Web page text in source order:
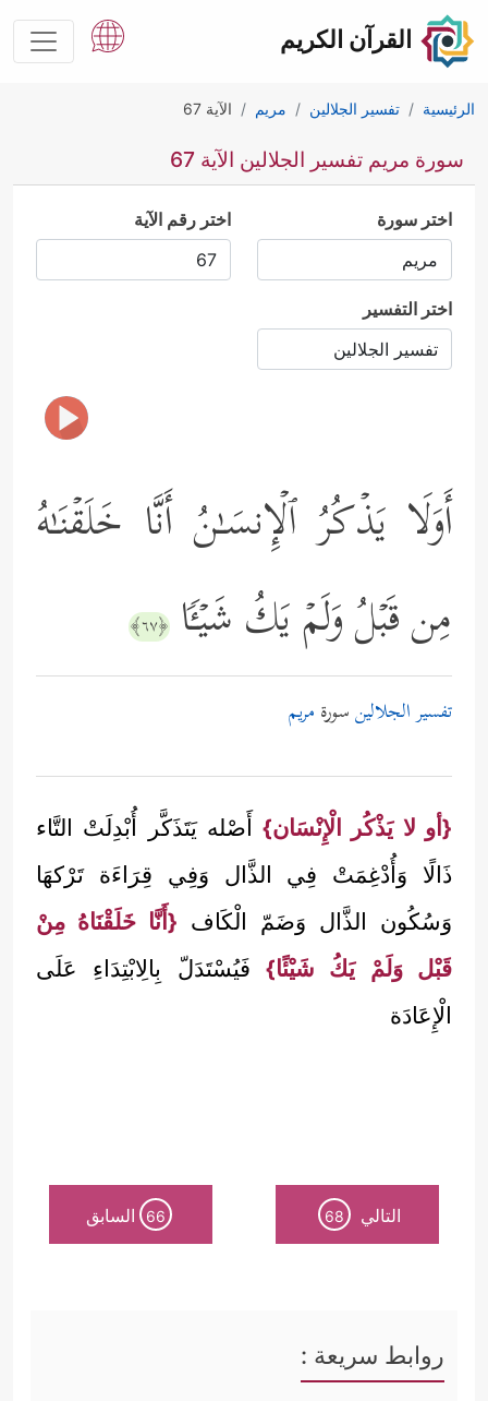
القرآن الكريم
الرئيسية تفسير الجلالين مريم الآية 67
سورة مريم تفسير الجلالين الآية 67
اختر سورة اختر رقم الآية
اختر التفسير
أَوَلَا یَذۡكُرُ ٱلۡإِنسَـٰنُ أَنَّا خَلَقۡنَـٰهُ
مِن قَبۡلُ وَلَمۡ یَكُ شَیۡـࣰٔا ﴿٦٧﴾
تفسير الجلالينسورة مريم
{أو لا يَذْكُر الْإِنْسَان}أَصْله يَتَذَكَّر أُبْدِلَتْ التَّاء
ذَالًا وَأُدْغِمَتْ فِي الذَّال وَفِي قِرَاءَة تَرْكهَا
وَسُكُون الذَّال وَضَمّ الْكَاف {أَنَّا خَلَقْنَاهُ مِنْ
قَبْل وَلَمْ يَكُ شَيْئًا} فَيُسْتَدَلّ بِالِابْتِدَاءِ عَلَى
الْإِعَادَة
التالي 68
66 السابق
روابط سريعة :